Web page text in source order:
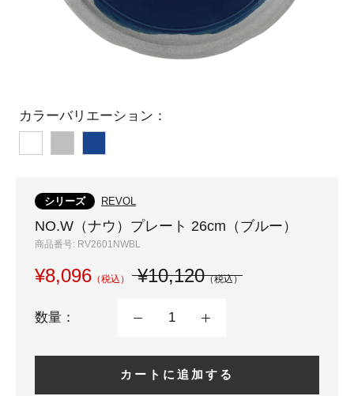
カラーバリエーション：
シリーズ REVOL
NO.W（ナウ）プレート 26cm（ブルー）
商品番号: RV2601NWBL
¥8,096 （税込） ¥10,120（税込）
数量：
カートに追加する